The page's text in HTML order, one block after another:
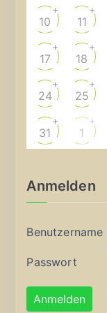
10
+
11
+
17
+
18
+
24
+
25
+
31
+
1
+
Anmelden
Benutzername
Passwort